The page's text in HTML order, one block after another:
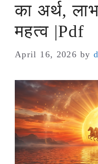
का अर्थ,
महत्व |Pdf
April 16, 2026 by